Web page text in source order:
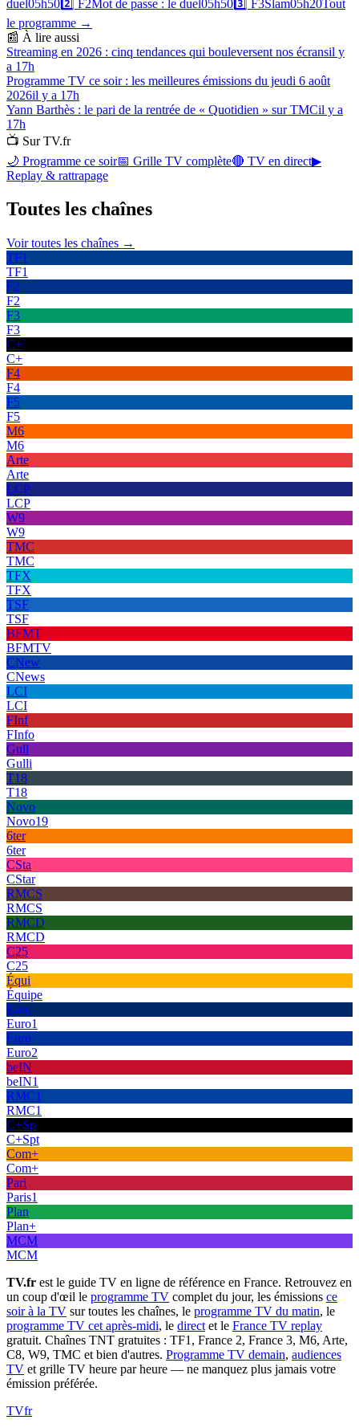
duel 05h50 2️⃣ F2Mot de passe : le duel 05h50 3️⃣ F3Slam05h20Tout
le programme →
📰 À lire aussi
Streaming en 2026 : cinq tendances qui bouleversent nos écransil y
a 17h
Programme TV ce soir : les meilleures émissions du jeudi 6 août
2026il y a 17h
Yann Barthès : le pari de la rentrée de « Quotidien » sur TMCil y a
17h
📺 Sur TV.fr
🌙 Programme ce soir📅 Grille TV complète🔴 TV en direct▶
Replay & rattrapage
Toutes les chaînes
Voir toutes les chaînes →
TF1
TF1
F2
F2
F3
F3
C+
C+
F4
F4
F5
F5
M6
M6
Arte
Arte
LCP
LCP
W9
W9
TMC
TMC
TFX
TFX
TSF
TSF
BFMT
BFMTV
CNew
CNews
LCI
LCI
FInf
FInfo
Gull
Gulli
T18
T18
Novo
Novo19
6ter
6ter
CSta
CStar
RMCS
RMCS
RMCD
RMCD
C25
C25
Équi
Équipe
Euro
Euro1
Euro
Euro2
beIN
beIN1
RMC1
RMC1
C+Sp
C+Spt
Com+
Com+
Pari
Paris1
Plan
Plan+
MCM
MCM
TV.fr est le guide TV en ligne de référence en France. Retrouvez en
un coup d'œil le programme TV complet du jour, les émissions ce
soir à la TV sur toutes les chaînes, le programme TV du matin, le
programme TV cet après-midi, le direct et le France TV replay
gratuit. Chaînes TNT gratuites : TF1, France 2, France 3, M6, Arte,
C8, W9, TMC et bien d'autres. Programme TV demain, audiences
TV et grille TV heure par heure — ne manquez plus jamais votre
émission préférée.
TVfr